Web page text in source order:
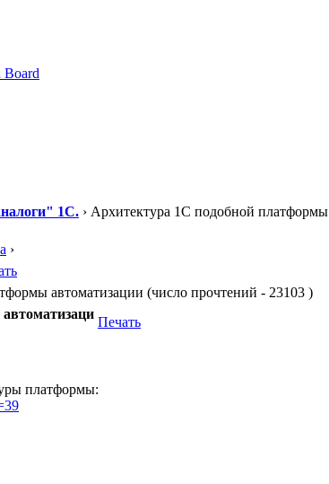
1С. › Архитектура 1С подобной платформы
›
автоматизации (число прочтений - 23103 )
Печать
платформы: